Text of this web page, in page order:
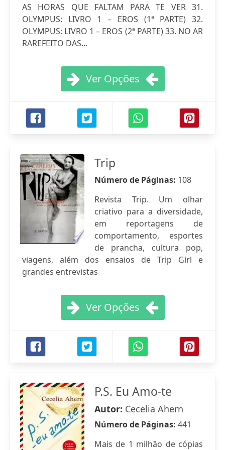
AS HORAS QUE FALTAM PARA TE VER 31.
OLYMPUS: LIVRO 1 – EROS (1ª PARTE) 32.
OLYMPUS: LIVRO 1 – EROS (2ª PARTE) 33. NO AR
RAREFEITO DAS...
Ver Opções
Trip
Número de Páginas: 108
Revista Trip. Um olhar
criativo para a diversidade,
em reportagens de
comportamento, esportes
de prancha, cultura pop,
viagens, além dos ensaios de Trip Girl e
grandes entrevistas
Ver Opções
P.S. Eu Amo-te
Autor: Cecelia Ahern
Número de Páginas: 441
Mais de 1 milhão de cópias